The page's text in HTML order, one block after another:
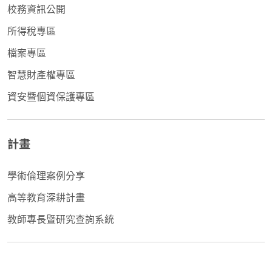
校務資訊公開
所得稅專區
檔案專區
智慧財產權專區
資安暨個資保護專區
計畫
學術倫理案例分享
高等教育深耕計畫
教師專長暨研究查詢系統